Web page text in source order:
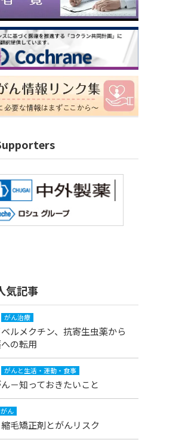
気記事
がん治療
ルメクチン、抗寄生虫薬から
の転用
がんと生活・運動・食事
－知っておきたいこと
がん
毛矯正剤とがんリスク